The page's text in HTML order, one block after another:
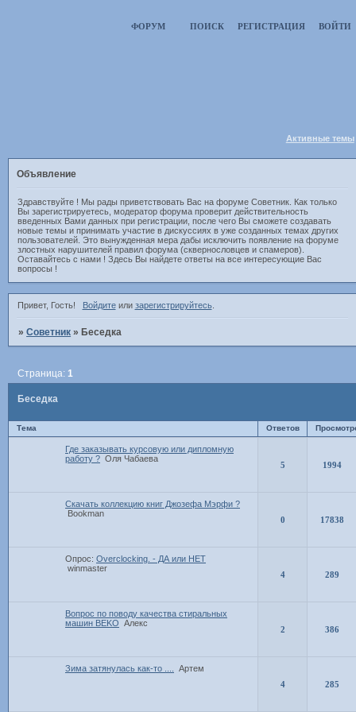
ФОРУМ ПОИСК РЕГИСТРАЦИЯ ВОЙТИ
Активные темы
Объявление
Здравствуйте ! Мы рады приветствовать Вас на форуме Советник. Как только
Вы зарегистрируетесь, модератор форума проверит действительность
введенных Вами данных при регистрации, после чего Вы сможете создавать
новые темы и принимать участие в дискуссиях в уже созданных темах других
пользователей. Это вынужденная мера дабы исключить появление на форуме
злостных нарушителей правил форума (сквернословцев и спамеров).
Оставайтесь с нами ! Здесь Вы найдете ответы на все интересующие Вас
вопросы !
Привет, Гость! Войдитеили зарегистрируйтесь.
»Советник » Беседка
Беседка
Страница: 1
Тема Ответов
Где заказывать курсовую или дипломную
работу ? Оля Чабаева
5 1994
Скачать коллекцию книг Джозефа Мэрфи ?
Bookman
0 17838
Опрос: Overclocking. - ДА или НЕТ
winmaster
4 289
Вопрос по поводу качества стиральных
машин BEKO Алекс
2 386
Зима затянулась как-то ....
Артем
4
285